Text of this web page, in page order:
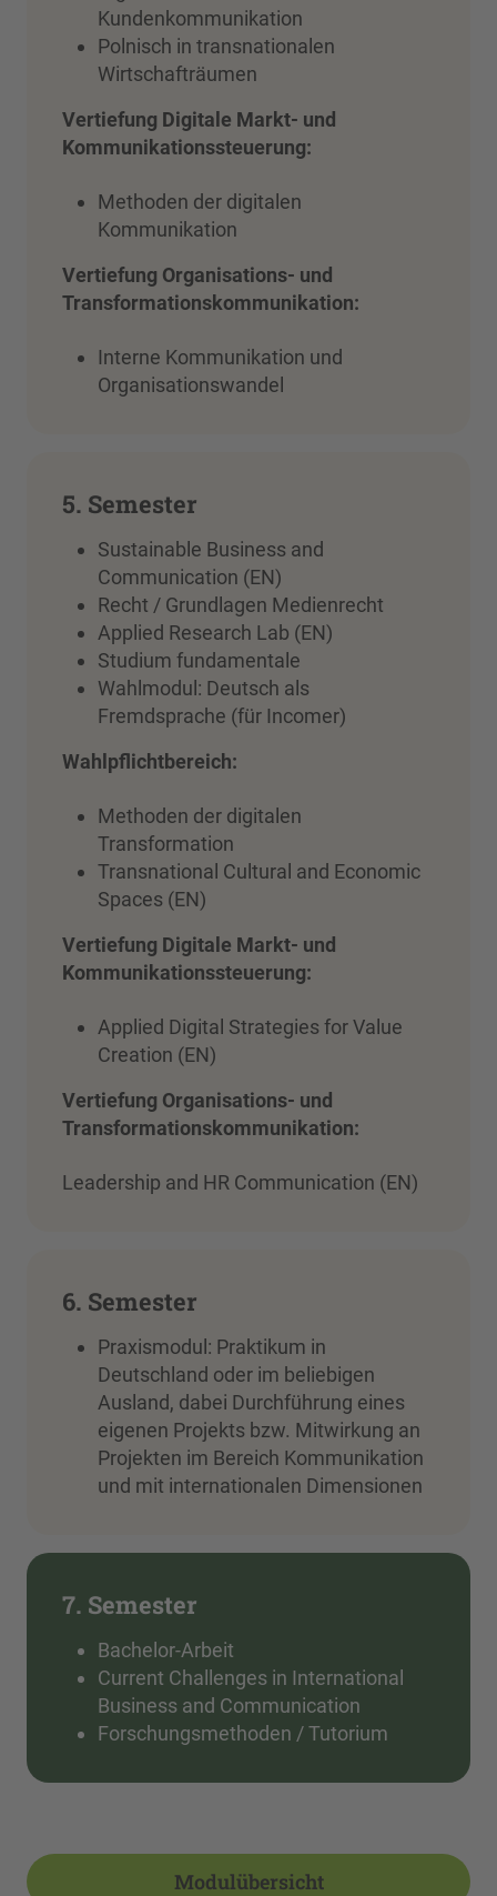
Kundenkommunikation
Polnisch in transnationalen
Wirtschafträumen
Vertiefung Digitale Markt- und
Kommunikationssteuerung:
Methoden der digitalen
Kommunikation
Vertiefung Organisations- und
Transformationskommunikation:
Interne Kommunikation und
Organisationswandel
5. Semester
Sustainable Business and
Communication (EN)
Recht / Grundlagen Medienrecht
Applied Research Lab (EN)
Studium fundamentale
Wahlmodul: Deutsch als
Fremdsprache (für Incomer)
Wahlpflichtbereich:
Methoden der digitalen
Transformation
Transnational Cultural and Economic
Spaces (EN)
Vertiefung Digitale Markt- und
Kommunikationssteuerung:
Applied Digital Strategies for Value
Creation (EN)
Vertiefung Organisations- und
Transformationskommunikation:
Leadership and HR Communication (EN)
6. Semester
Praxismodul: Praktikum in
Deutschland oder im beliebigen
Ausland, dabei Durchführung eines
eigenen Projekts bzw. Mitwirkung an
Projekten im Bereich Kommunikation
und mit internationalen Dimensionen
7. Semester
Bachelor-Arbeit
Current Challenges in International
Business and Communication
Forschungsmethoden / Tutorium
Modulübersicht